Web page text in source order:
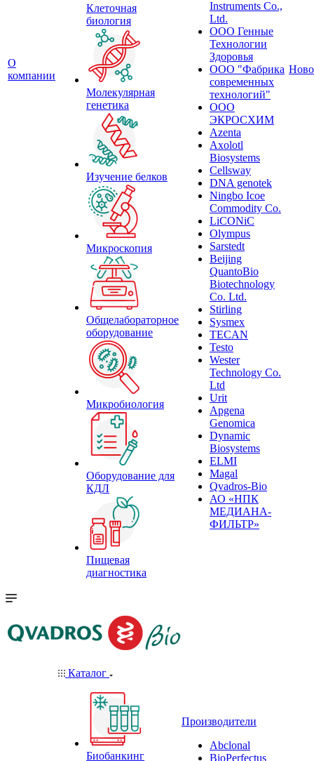
О
компании
Клеточная
биология
Молекулярная
генетика
Изучение белков
Микроскопия
Общелабораторное
оборудование
Микробиология
Оборудование для
КДЛ
Пищевая
диагностика
Instruments Co.,
Ltd.
ООО Генные
Технологии
Здоровья
ООО "Фабрика
современных
технологий"
ООО
ЭКРОСХИМ
Azenta
Axolotl
Biosystems
Cellsway
DNA genotek
Ningbo Icoe
Commodity Co.
LiCONiC
Olympus
Sarstedt
Beijing
QuantoBio
Biotechnology
Co. Ltd.
Stirling
Sysmex
TECAN
Testo
Wester
Technology Co.
Ltd
Urit
Apgena
Genomica
Dynamic
Biosystems
ELMI
Magal
Qvadros-Bio
АО «НПК
МЕДИАНА-
ФИЛЬТР»
Каталог
Биобанкинг
Производители
Abclonal
BioPerfectus